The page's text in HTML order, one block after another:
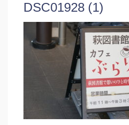
DSC01928 (1)